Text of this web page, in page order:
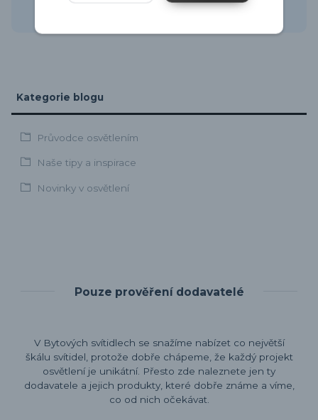
Kategorie blogu
Průvodce osvětlením
Naše tipy a inspirace
Novinky v osvětlení
Twitter
Pouze prověření dodavatelé
V Bytových svítidlech se snažíme nabízet co největší
škálu svítidel, protože dobře chápeme, že každý projekt
osvětlení je unikátní. Přesto zde naleznete jen ty
dodavatele a jejich produkty, které dobře známe a víme,
co od nich očekávat.